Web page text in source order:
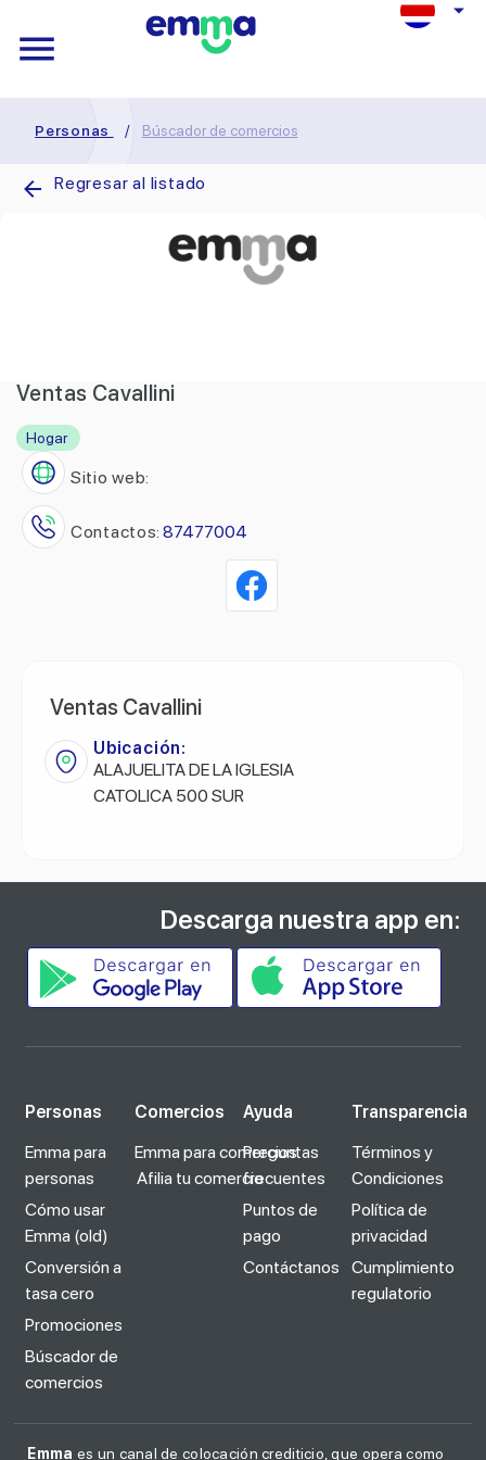
Personas / Búscador de comercios
Regresar al listado
Ventas Cavallini
Hogar
Sitio web:
Contactos: 87477004
Ventas Cavallini
Ubicación:
ALAJUELITA DE LA IGLESIA
CATOLICA 500 SUR
Descarga nuestra app en:
Personas
Emma para
personas
Cómo usar
Emma (old)
Conversión a
tasa cero
Promociones
Búscador de
comercios
Comercios
Emma para comercios
Afilia tu comercio
Ayuda
Preguntas
frecuentes
Puntos de
pago
Contáctanos
Transparencia
Términos y
Condiciones
Política de
privacidad
Cumplimiento
regulatorio
Emma es un canal de colocación crediticio, que opera como